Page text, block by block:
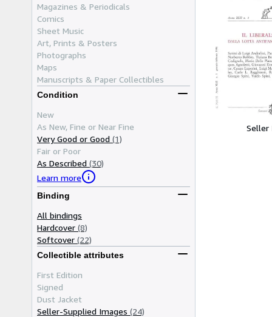
Magazines & Periodicals
Comics
Sheet Music
Art, Prints & Posters
Photographs
Maps
Manuscripts & Paper Collectibles
Condition
New
As New, Fine or Near Fine
Very Good or Good (1)
Fair or Poor
As Described (30)
Learn more
Binding
All bindings
Hardcover (8)
Softcover (22)
Collectible attributes
First Edition
Signed
Dust Jacket
Seller-Supplied Images (24)
Seller